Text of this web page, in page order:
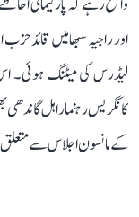
اور راجیہ سبھا میں قائد
لیڈرس کی میٹنگ ہوئی۔
کانگریس رہنما راہل
کے مانسون اجلاس سے متعلق